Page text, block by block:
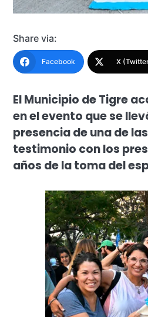
Share via:
Facebook X
El Municipio de Tigre
en el evento que se
presencia de una de
testimonio con los
años de la toma del